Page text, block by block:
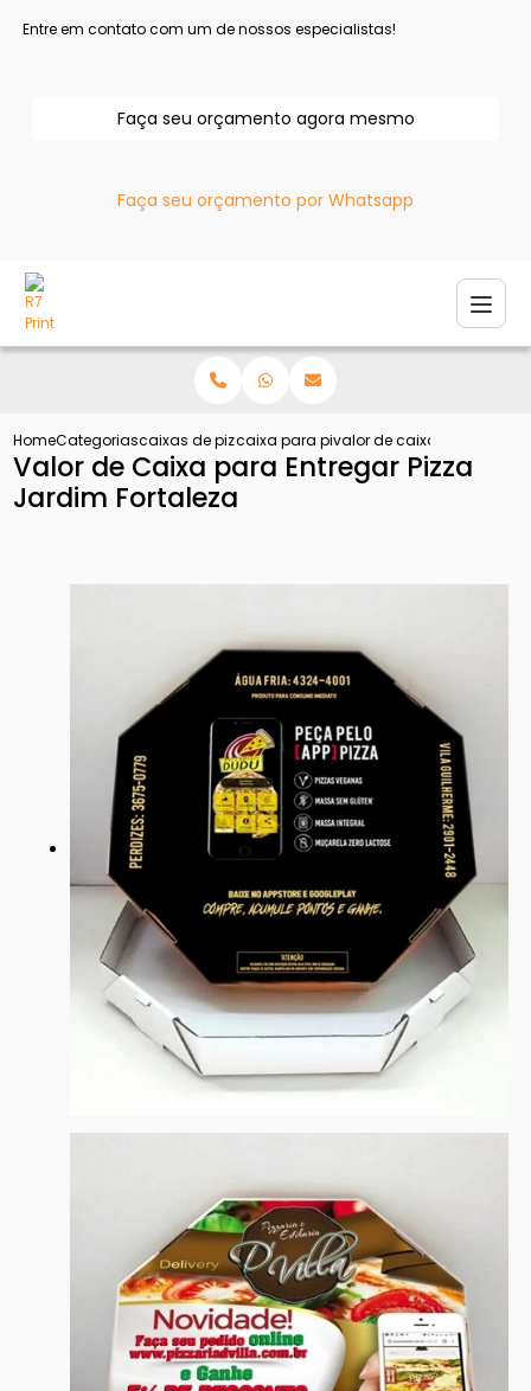
Entre em contato com um de nossos especialistas!
Faça seu orçamento agora mesmo
Faça seu orçamento por Whatsapp
HomeCategoriascaixas de pizzacaixa para pizzavalor de caixa para
Valor de Caixa para Entregar Pizza
Jardim Fortaleza